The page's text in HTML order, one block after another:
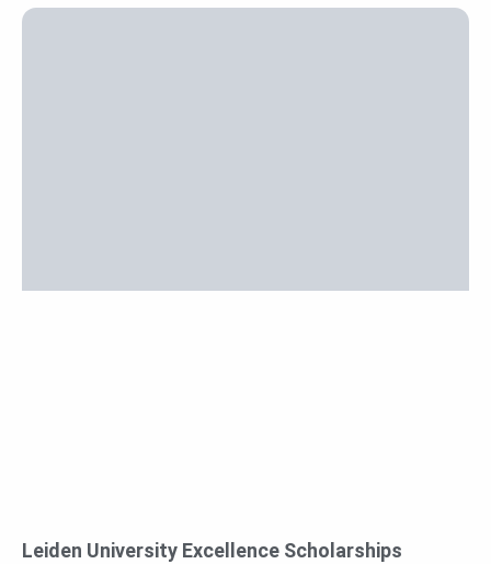
Leiden University Excellence Scholarships